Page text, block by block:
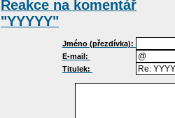
Reakce na komentář
"YYYYY"
Jméno (přezdívka):
E-mail:
Titulek: